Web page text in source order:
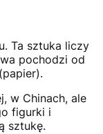
Ta sztuka liczy
pochodzi od
w Chinach, ale
figurki i
sztukę.